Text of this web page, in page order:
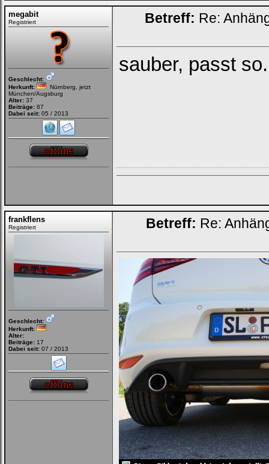
megabit
Registriert
Geschlecht:
Herkunft:
Nürnberg, jetzt
München/Augsburg
Alter: 37
Beiträge: 87
Dabei seit: 05 / 2013
Betreff: Re:
sauber, passt so.
frankflens
Registriert
Geschlecht:
Herkunft:
Alter:
Beiträge: 17
Dabei seit: 07 / 2013
Betreff: Re: